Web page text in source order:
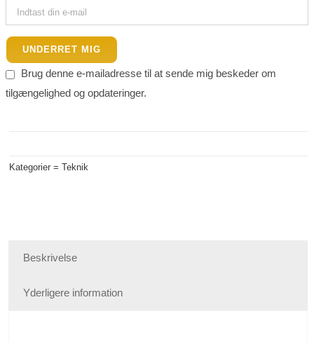
UNDERRET MIG
Brug denne e-mailadresse til at sende mig beskeder om
tilgængelighed og opdateringer.
Kategorier =Teknik
Beskrivelse
Yderligere information